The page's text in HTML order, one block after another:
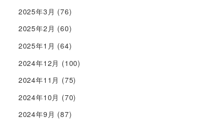
2025年3月 (76)
2025年2月 (60)
2025年1月 (64)
2024年12月 (100)
2024年11月 (75)
2024年10月 (70)
2024年9月 (87)